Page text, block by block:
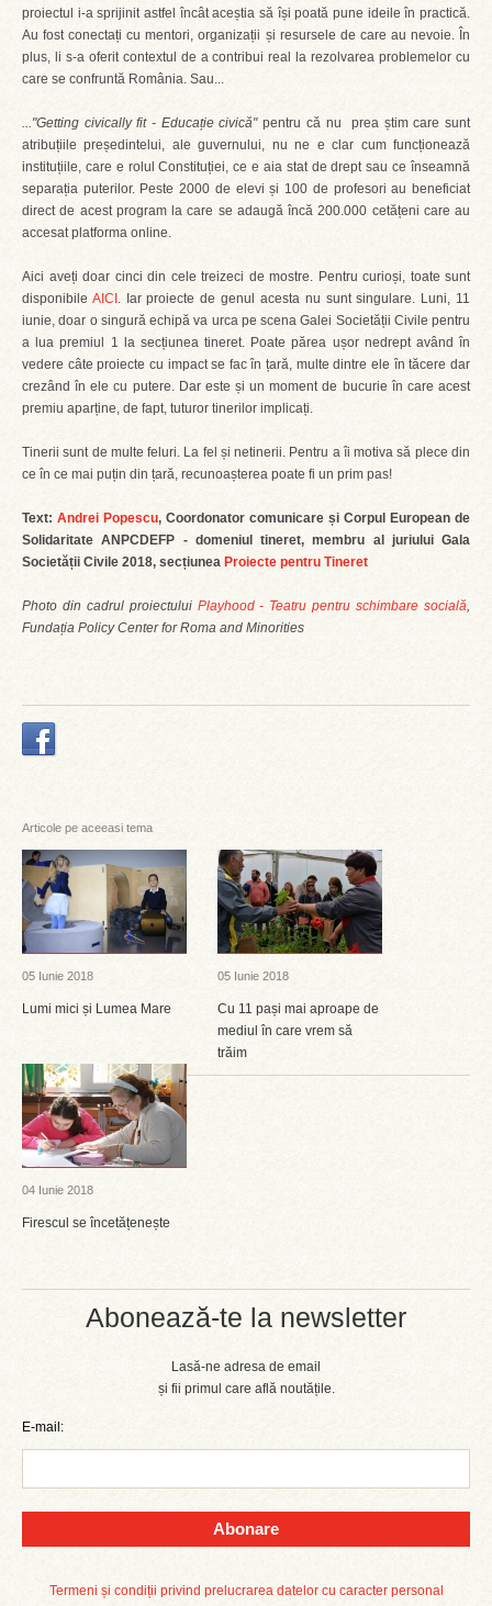
Abonează-te la newsletter
Lasă-ne adresa de email
și fii primul care află noutățile.
E-mail:
Abonare
Termeni și condiții privind prelucrarea datelor cu caracter personal
proiectul i-a sprijinit astfel încât aceștia să își poată pune ideile în practică.
Au fost conectați cu mentori, organizații și resursele de care au nevoie. În
plus, li s-a oferit contextul de a contribui real la rezolvarea problemelor cu
care se confruntă România. Sau...
..."Getting civically fit - Educație civică"pentru că nu prea știm care sunt
atribuțiile președintelui, ale guvernului, nu ne e clar cum funcționează
instituțiile, care e rolul Constituției, ce e aia stat de drept sau ce înseamnă
separația puterilor. Peste 2000 de elevi și 100 de profesori au beneficiat
direct de acest program la care se adaugă încă 200.000 cetățeni care au
accesat platforma online.
Aici aveți doar cinci din cele treizeci de mostre. Pentru curioși, toate sunt
disponibile AICI . Iar proiecte de genul acesta nu sunt singulare. Luni, 11
iunie, doar o singură echipă va urca pe scena Galei Societății Civile pentru
a lua premiul 1 la secțiunea tineret. Poate părea ușor nedrept având în
vedere câte proiecte cu impact se fac în țară, multe dintre ele în tăcere dar
crezând în ele cu putere. Dar este și un moment de bucurie în care acest
premiu aparține, de fapt, tuturor tinerilor implicați.
Tinerii sunt de multe feluri. La fel și netinerii. Pentru a îi motiva să plece din
ce în ce mai puțin din țară, recunoașterea poate fi un prim pas!
Text: Andrei Popescu, Coordonator comunicare și Corpul European de
Solidaritate ANPCDEFP - domeniul tineret, membru al juriului Gala
Societății Civile 2018, secțiunea Proiecte pentru Tineret
Photo din cadrul proiectului Playhood - Teatru pentru schimbare socială,
Fundația Policy Center for Roma and Minorities
Articole pe aceeasi tema
05 Iunie 2018
Lumi mici și Lumea Mare
05 Iunie 2018
Cu 11 pași mai aproape de
mediul în care vrem să
trăim
04 Iunie 2018
Firescul se încetățenește